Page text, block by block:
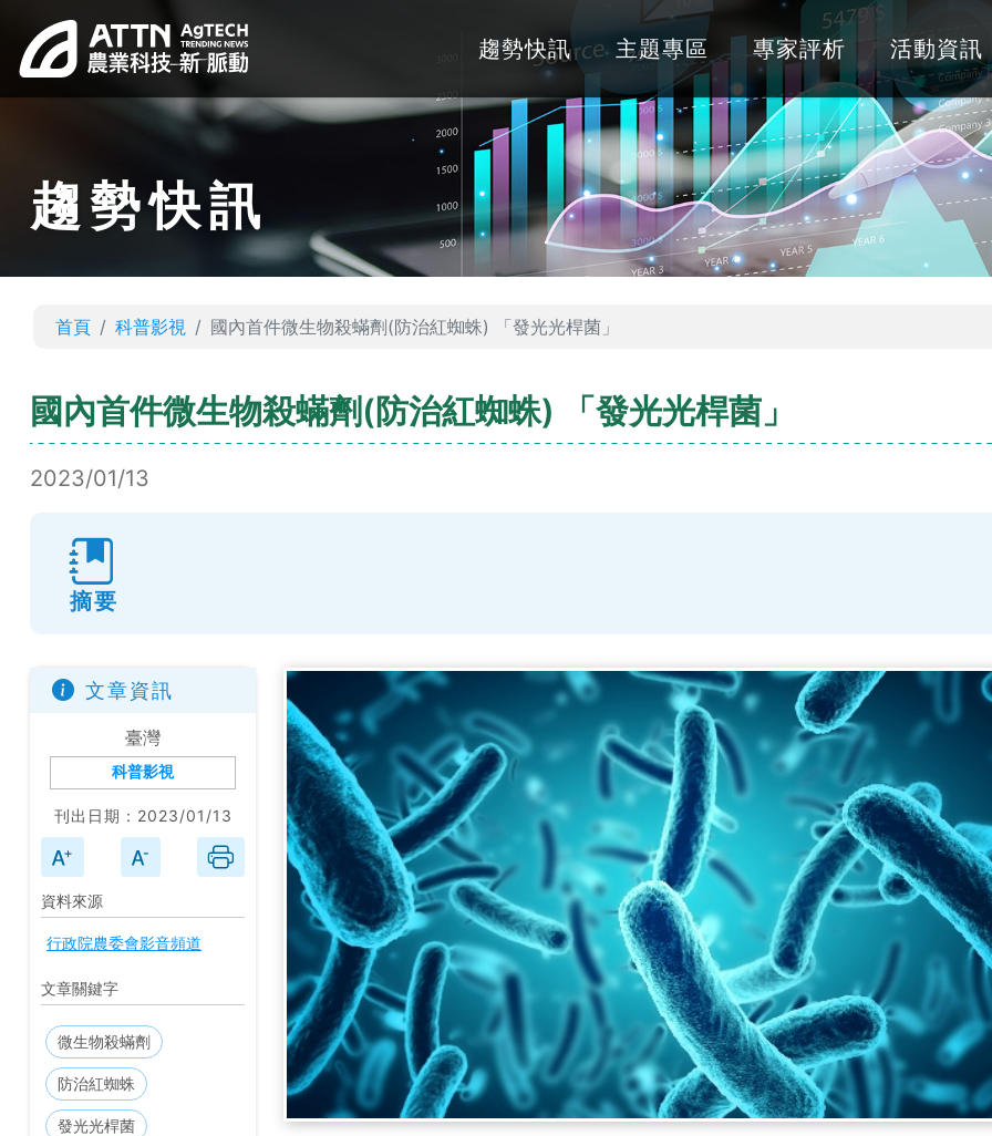
趨勢快訊 主題專區 專家評析 活動資訊
趨勢快訊
首頁 科普影視 國內首件微生物殺蟎劑(防治紅蜘蛛) 「發光光桿菌」
國內首件微生物殺蟎劑(防治紅蜘蛛) 「發光光桿菌」
2023/01/13
摘要
文章資訊
臺灣
科普影視
刊出日期：2023/01/13
資料來源
行政院農委會影音頻道
文章關鍵字
微生物殺蟎劑
防治紅蜘蛛
發光光桿菌